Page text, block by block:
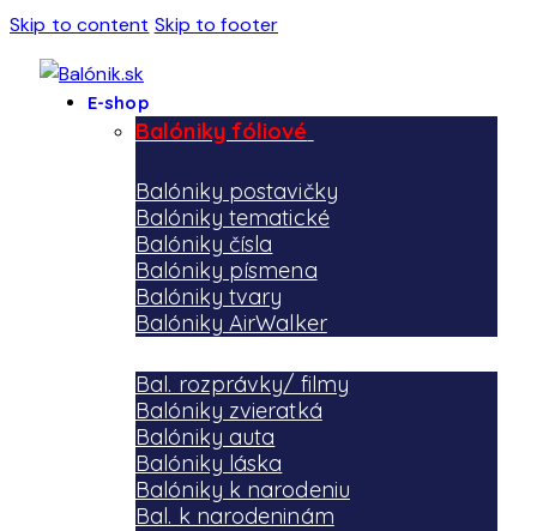
Skip to content Skip to footer
E-shop
Balóniky fóliové
Balóniky postavičky
Balóniky tematické
Balóniky čísla
Balóniky písmena
Balóniky tvary
Balóniky AirWalker
Bal. rozprávky/ filmy
Balóniky zvieratká
Balóniky auta
Balóniky láska
Balóniky k narodeniu
Bal. k narodeninám